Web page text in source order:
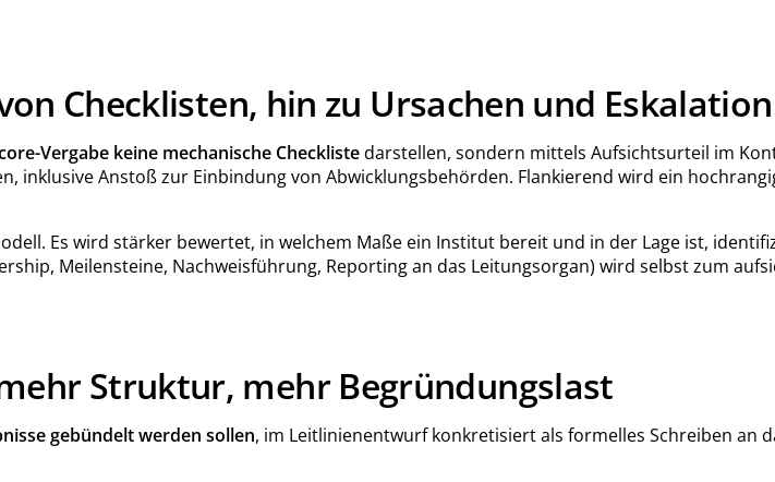
Checklisten, hin zu Ursachen und Eskalation
Vergabe keine mechanische Checklistedarstellen, sondern mittels Aufsichtsurteil im
inklusive Anstoß zur Einbindung von Abwicklungsbehörden. Flankierend wird ein
Es wird stärker bewertet, in welchem Maße ein Institut bereit und in der Lage ist,
Meilensteine, Nachweisführung, Reporting an das Leitungsorgan) wird selbst zum
Struktur, mehr Begründungslast
gebündelt werden sollen, im Leitlinienentwurf konkretisiert als formelles Schreiben an